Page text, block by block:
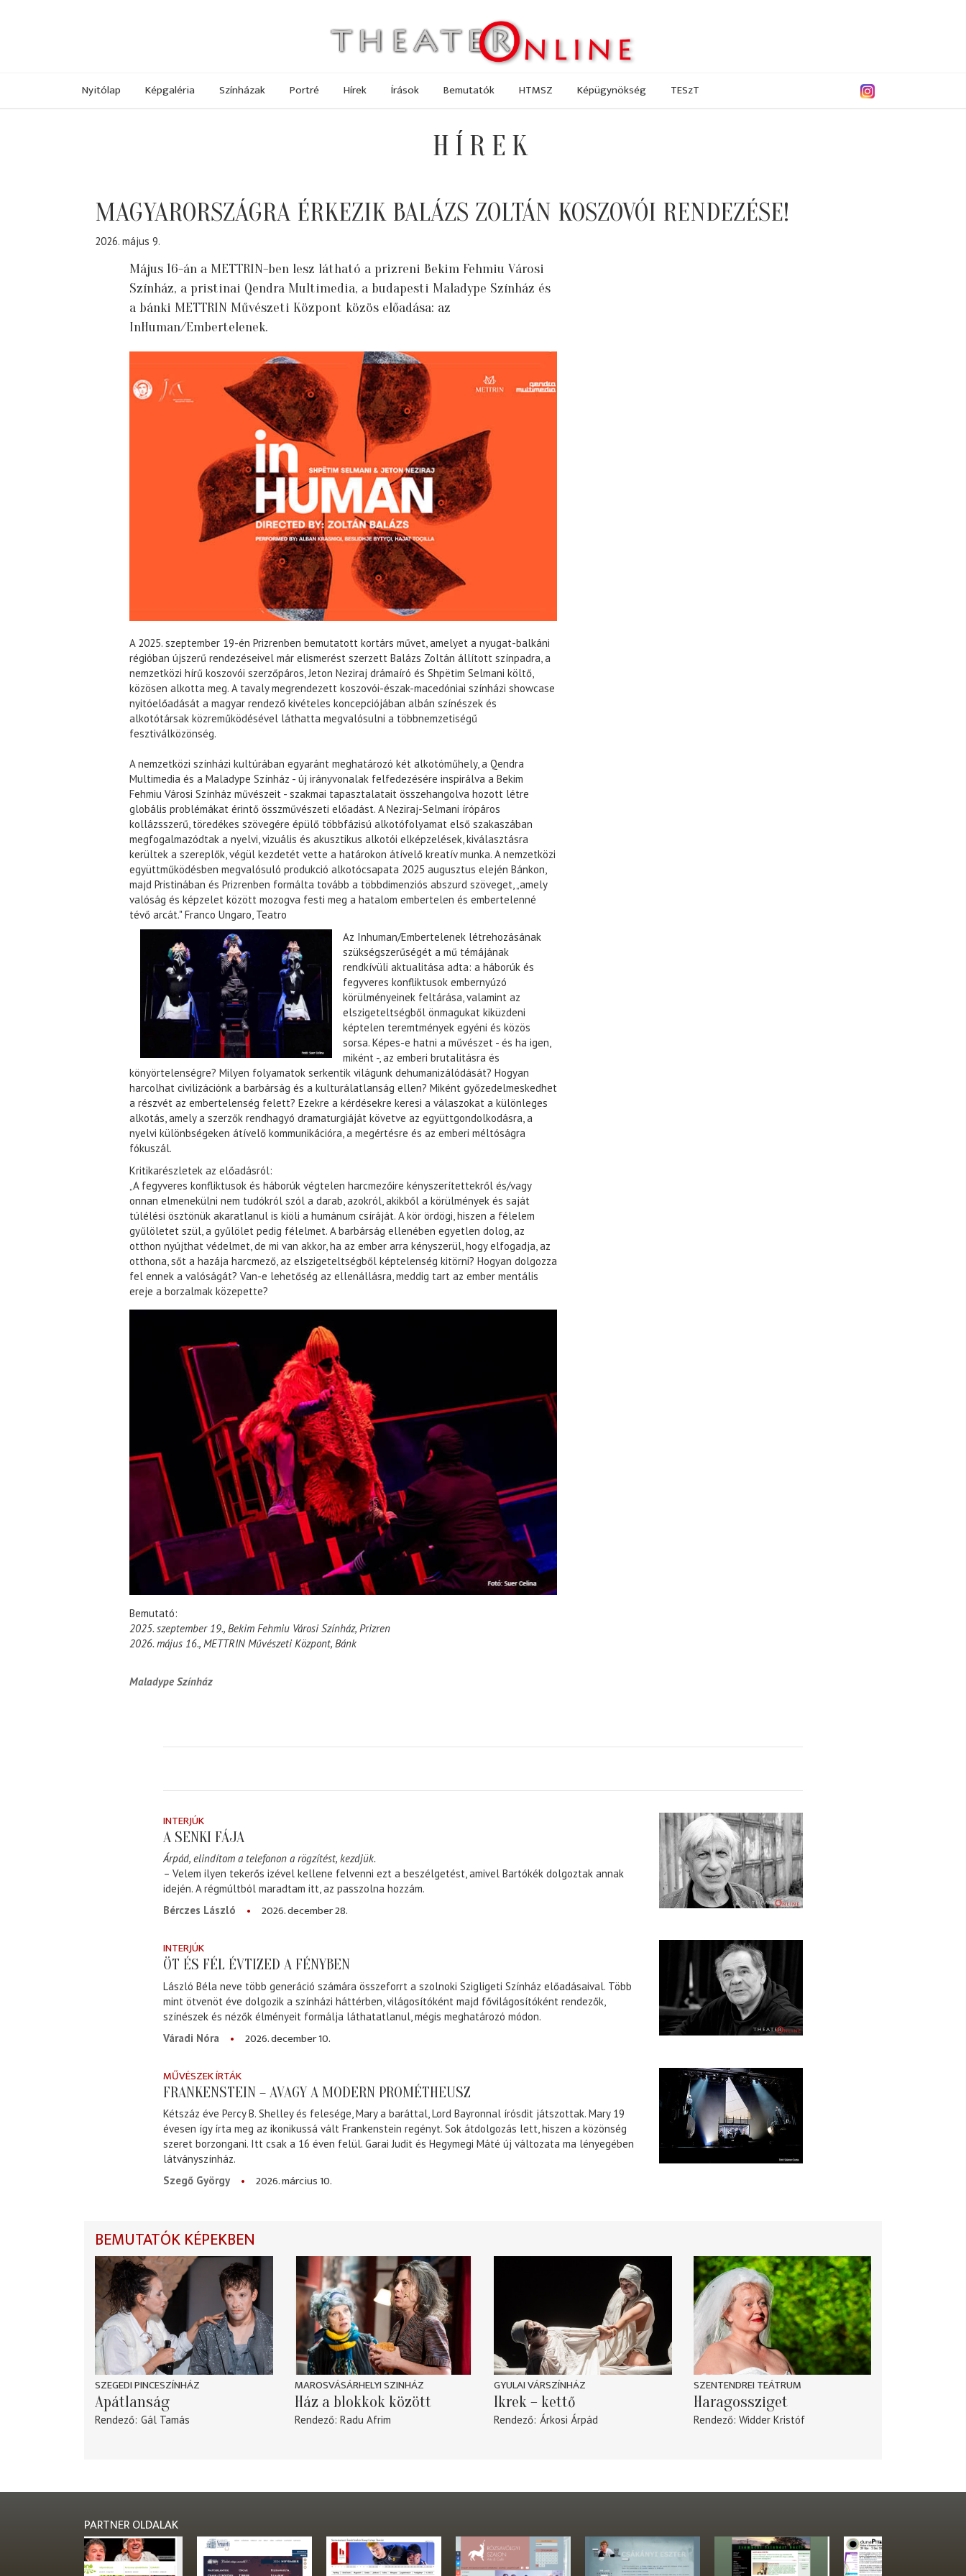
Nyitólap Képgaléria Színházak Portré Hírek Írások Bemutatók HTMSZ Képügynökség TESzT
HÍREK
MAGYARORSZÁGRA ÉRKEZIK BALÁZS ZOLTÁN KOSZOVÓI RENDEZÉSE!
2026. május 9.
Május 16-án a METTRIN-ben lesz látható a prizreni Bekim Fehmiu Városi
Színház, a pristinai Qendra Multimedia, a budapesti Maladype Színház és
a bánki METTRIN Művészeti Központ közös előadása: az
InHuman/Embertelenek.
A 2025. szeptember 19-én Prizrenben bemutatott kortárs művet, amelyet a nyugat-balkáni
régióban újszerű rendezéseivel már elismerést szerzett Balázs Zoltán állított színpadra, a
nemzetközi hírű koszovói szerzőpáros, Jeton Neziraj drámaíró és Shpëtim Selmani költő,
közösen alkotta meg. A tavaly megrendezett koszovói-észak-macedóniai színházi showcase
nyitóelőadását a magyar rendező kivételes koncepciójában albán színészek és
alkotótársak közreműködésével láthatta megvalósulni a többnemzetiségű
fesztiválközönség.
A nemzetközi színházi kultúrában egyaránt meghatározó két alkotóműhely, a Qendra
Multimedia és a Maladype Színház - új irányvonalak felfedezésére inspirálva a Bekim
Fehmiu Városi Színház művészeit - szakmai tapasztalatait összehangolva hozott létre
globális problémákat érintő összművészeti előadást. A Neziraj-Selmani írópáros
kollázsszerű, töredékes szövegére épülő többfázisú alkotófolyamat első szakaszában
megfogalmazódtak a nyelvi, vizuális és akusztikus alkotói elképzelések, kiválasztásra
kerültek a szereplők, végül kezdetét vette a határokon átívelő kreatív munka. A nemzetközi
együttműködésben megvalósuló produkció alkotócsapata 2025 augusztus elején Bánkon,
majd Pristinában és Prizrenben formálta tovább a többdimenziós abszurd szöveget, „amely
valóság és képzelet között mozogva festi meg a hatalom embertelen és embertelenné
tévő arcát." Franco Ungaro, Teatro
Az Inhuman/Embertelenek létrehozásának
szükségszerűségét a mű témájának
rendkívüli aktualitása adta: a háborúk és
fegyveres konfliktusok embernyúzó
körülményeinek feltárása, valamint az
elszigeteltségből önmagukat kiküzdeni
képtelen teremtmények egyéni és közös
sorsa. Képes-e hatni a művészet - és ha igen,
miként -, az emberi brutalitásra és
könyörtelenségre? Milyen folyamatok serkentik világunk dehumanizálódását? Hogyan
harcolhat civilizációnk a barbárság és a kulturálatlanság ellen? Miként győzedelmeskedhet
a részvét az embertelenség felett? Ezekre a kérdésekre keresi a válaszokat a különleges
alkotás, amely a szerzők rendhagyó dramaturgiáját követve az együttgondolkodásra, a
nyelvi különbségeken átívelő kommunikációra, a megértésre és az emberi méltóságra
fókuszál.
Kritikarészletek az előadásról:
„A fegyveres konfliktusok és háborúk végtelen harcmezőire kényszerítettekről és/vagy
onnan elmenekülni nem tudókról szól a darab, azokról, akikből a körülmények és saját
túlélési ösztönük akaratlanul is kiöli a humánum csíráját. A kör ördögi, hiszen a félelem
gyűlöletet szül, a gyűlölet pedig félelmet. A barbárság ellenében egyetlen dolog, az
otthon nyújthat védelmet, de mi van akkor, ha az ember arra kényszerül, hogy elfogadja, az
otthona, sőt a hazája harcmező, az elszigeteltségből képtelenség kitörni? Hogyan dolgozza
fel ennek a valóságát? Van-e lehetőség az ellenállásra, meddig tart az ember mentális
ereje a borzalmak közepette?
Bemutató:
2025. szeptember 19., Bekim Fehmiu Városi Színház, Prizren
2026. május 16., METTRIN Művészeti Központ, Bánk
Maladype Színház
INTERJÚK
A SENKI FÁJA
Árpád, elindítom a telefonon a rögzítést, kezdjük.
– Velem ilyen tekerős izével kellene felvenni ezt a beszélgetést, amivel Bartókék dolgoztak annak
idején. A régmúltból maradtam itt, az passzolna hozzám.
Bérczes László
2026. december 28.
INTERJÚK
ÖT ÉS FÉL ÉVTIZED A FÉNYBEN
László Béla neve több generáció számára összeforrt a szolnoki Szigligeti Színház előadásaival. Több
mint ötvenöt éve dolgozik a színházi háttérben, világosítóként majd fővilágosítóként rendezők,
színészek és nézők élményeit formálja láthatatlanul, mégis meghatározó módon.
Váradi Nóra
2026. december 10.
MŰVÉSZEK ÍRTÁK
FRANKENSTEIN – AVAGY A MODERN PROMÉTHEUSZ
Kétszáz éve Percy B. Shelley és felesége, Mary a baráttal, Lord Bayronnal írósdit játszottak. Mary 19
évesen így írta meg az ikonikussá vált Frankenstein regényt. Sok átdolgozás lett, hiszen a közönség
szeret borzongani. Itt csak a 16 éven felül. Garai Judit és Hegymegi Máté új változata ma lényegében
látványszínház.
Szegő György
2026. március 10.
BEMUTATÓK KÉPEKBEN
SZEGEDI PINCESZÍNHÁZ
Apátlanság
Rendező Gál Tamás
MAROSVÁSÁRHELYI SZINHÁZ
Ház a blokkok között
Rendező Radu Afrim
GYULAI VÁRSZÍNHÁZ
Ikrek – kettő
Rendező Árkosi Árpád
SZENTENDREI TEÁTRUM
Haragossziget
Rendező Widder Kristóf
PARTNER OLDALAK